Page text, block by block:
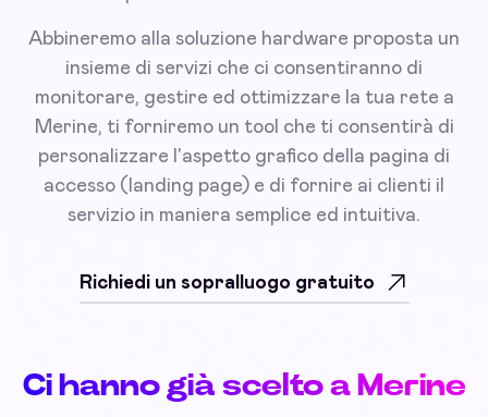
Abbineremo alla soluzione hardware proposta un
insieme di servizi che ci consentiranno di
monitorare, gestire ed ottimizzare la tua rete a
Merine, ti forniremo un tool che ti consentirà di
personalizzare l'aspetto grafico della pagina di
accesso (landing page) e di fornire ai clienti il
servizio in maniera semplice ed intuitiva.
Richiedi un sopralluogo gratuito
Ci hanno già scelto a Merine